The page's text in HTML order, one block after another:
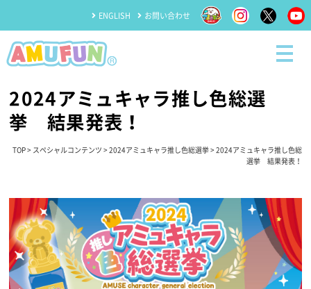
ENGLISH お問い合わせ
2024アミュキャラ推し色総選
挙 結果発表！
TOP> スペシャルコンテンツ > 2024アミュキャラ推し色総選挙> 2024アミュキャラ推し色総
選挙 結果発表！